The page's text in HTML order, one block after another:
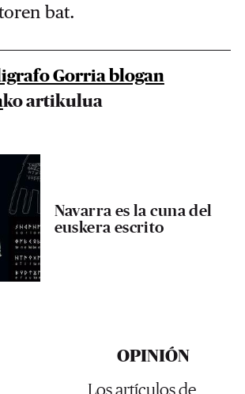
bat.
Gorria blogan
ko artikulua
Navarra es la cuna del
euskera escrito
OPINIÓN
Los artículos de